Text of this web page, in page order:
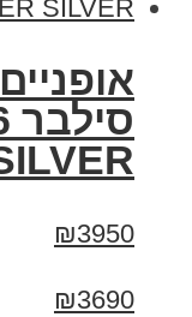
₪3950
₪3690